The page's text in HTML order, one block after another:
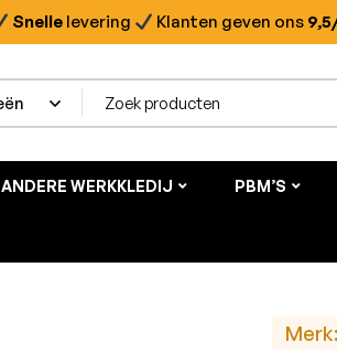
Snelle levering Klanten geven ons
ANDERE WERKKLEDIJ PBM’S
Merk: